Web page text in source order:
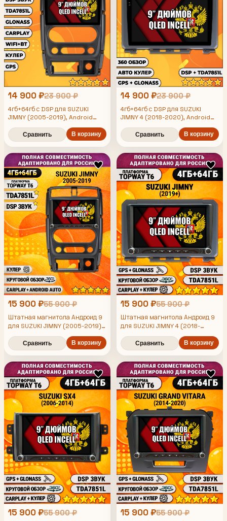
14 900 ₽23 900 ₽
4гб+64гб с DSP для SUZUKI
JIMNY (2005-2019), Android
магнитола, без слота под симку,
усилитель звука TDA7851 и
поддержка 360 камер
Сравнить В корзину
14 900 ₽23 900 ₽
4гб+64гб с DSP для SUZUKI
JIMNY 4 (2018-2020), Android
магнитола, без слота под симку,
усилитель звука TDA7851 и
поддержка 360 камер
Сравнить В корзину
15 900 ₽55 900 ₽
Штатная магнитола Андроид 9
для SUZUKI JIMNY (2005-2019),
4/64гб, DSP, 360 обзор,
беспроводной CarPlay и Android
Auto, GPS и ГЛОНАСС
Сравнить В корзину
15 900 ₽55 900 ₽
Штатная магнитола Андроид 9
для SUZUKI JIMNY 4 (2018-
2020), 4/64гб, DSP, 360 обзор,
беспроводной CarPlay и Android
Auto, GPS и ГЛОНАСС
Сравнить В корзину
15 900 ₽55 900 ₽ 15 900 ₽55 900 ₽